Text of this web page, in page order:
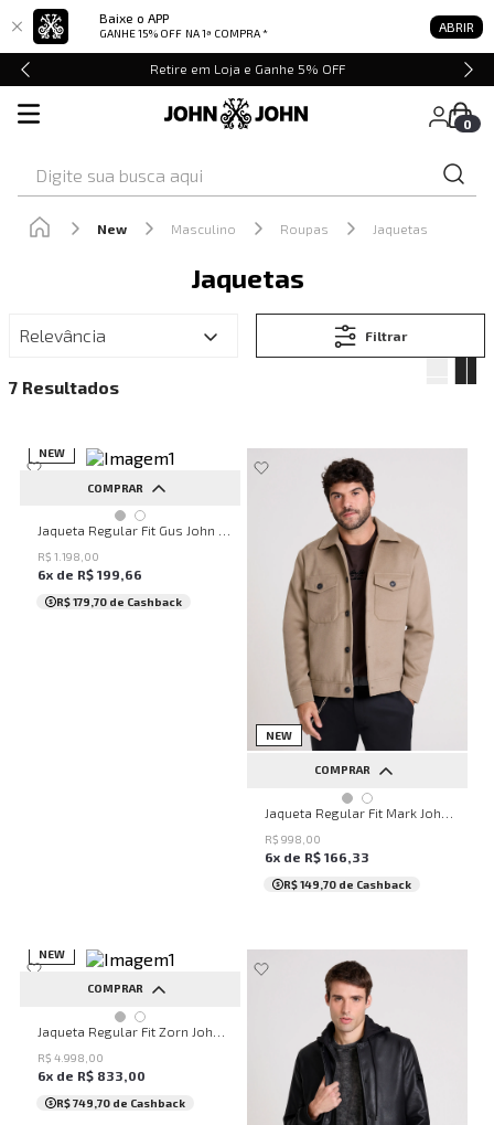
Baixe o APP
GANHE 15% OFF NA 1ª COMPRA * ABRIR
Retire em Loja e Ganhe 5% OFF
0
New Masculino Roupas Jaquetas
Jaquetas
Relevância Filtrar
7
NEW
COMPRAR
P M G GG
R$ 1 198 00
6x de R$ 199,66
R$ 179,70 de Cashback
NEW
COMPRAR
P M G
R$ 998 00
6x de R$ 166 33
R$ 149,70 de Cashback
NEW
COMPRAR
P M G GG
R$ 4 998 00
6x de R$ 833 00
R$ 749,70 de Cashback